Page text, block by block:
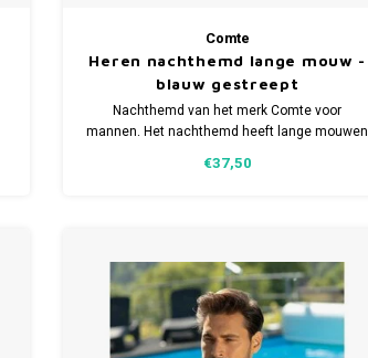
Comte
Heren nachthemd lange mouw -
blauw gestreept
Nachthemd van het merk Comte voor
mannen. Het nachthemd heeft lange mouwen
Gemaakt van 100% katoen
€37,50